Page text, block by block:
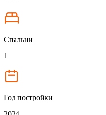
Спальни
1
Год постройки